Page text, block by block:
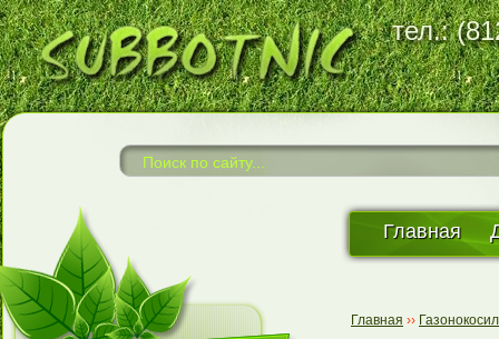
тел.:
Главная
Главная ››